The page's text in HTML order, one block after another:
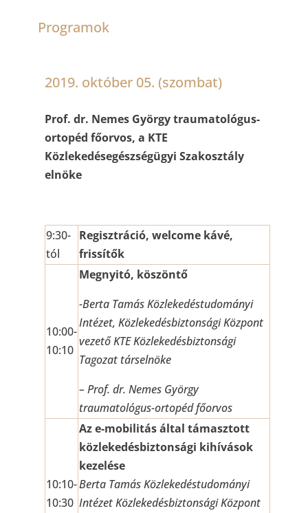
Programok
2019. október 05. (szombat)
Prof. dr. Nemes György traumatológus-
ortopéd főorvos, a KTE
Közlekedésegészségügyi Szakosztály
elnöke
9:30-
tól
Regisztráció, welcome kávé,
frissítők
10:00-
10:10
Megnyitó, köszöntő
-Berta Tamás Közlekedéstudományi
Intézet, Közlekedésbiztonsági Központ
vezető KTE Közlekedésbiztonsági
Tagozat társelnöke
– Prof. dr. Nemes György
traumatológus-ortopéd főorvos
10:10-
10:30
Az e-mobilitás által támasztott
közlekedésbiztonsági kihívások
kezelése
Berta Tamás Közlekedéstudományi
Intézet Közlekedésbiztonsági Központ